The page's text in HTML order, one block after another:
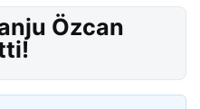
Özcan